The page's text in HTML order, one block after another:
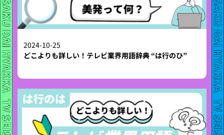
2024-10-25
どこよりも詳しい！テレビ業界用語辞典 “は行のひ”